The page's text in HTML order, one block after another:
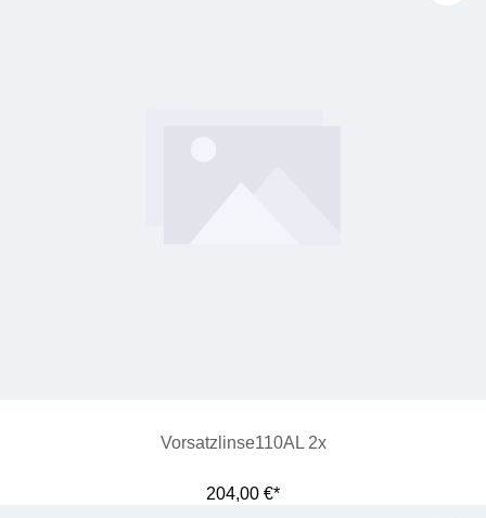
Vorsatzlinse110AL 2x
204,00 €*